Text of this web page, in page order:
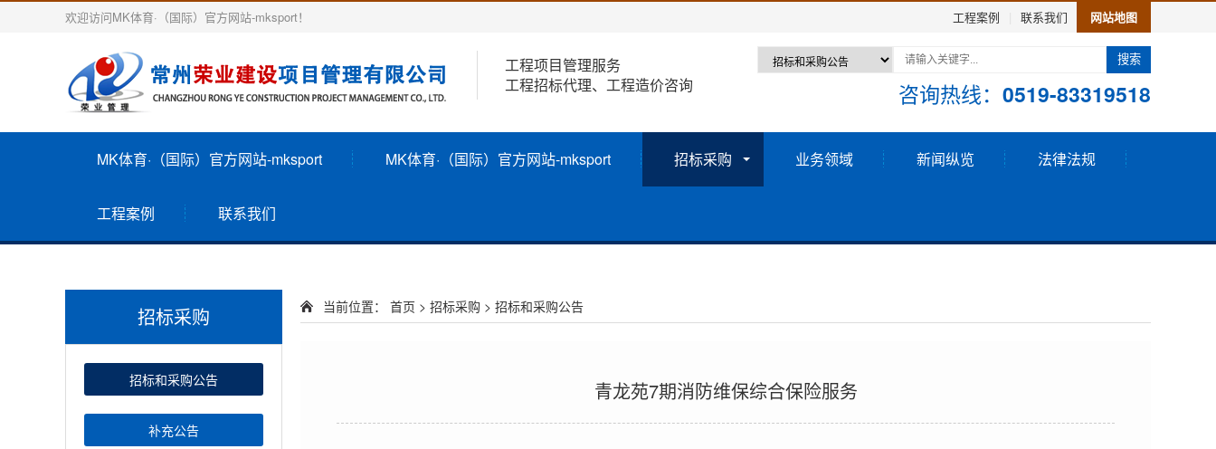
工程案例 联系我们 网站地图
欢迎访问MK体育·（国际）官方网站-mksport！
工程项目管理服务
工程招标代理、工程造价咨询
搜索
咨询热线： 0519-83319518
MK体育·（国际）官方网站-mksport MK体育·（国际）官方网站-mksport 招标采购 业务领域 新闻纵览 法律法规
工程案例 联系我们
招标采购
招标和采购公告
补充公告
当前位置： 首页 > 招标采购 > 招标和采购公告
青龙苑7期消防维保综合保险服务